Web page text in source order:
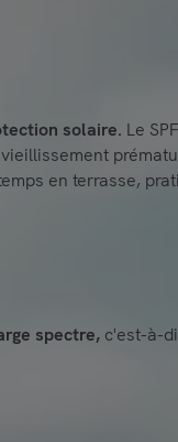
solaire. Le
en terrasse,
spectre, c'est-à-